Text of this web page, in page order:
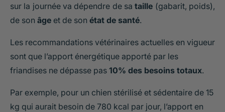
sur la journée va dépendre de sataille (gabarit, poids),
de son âge et de son état de santé.
Les recommandations vétérinaires actuelles en vigueur
sont que l’apport énergétique apporté par les
friandises ne dépasse pas 10% des besoins totaux.
Par exemple, pour un chien stérilisé et sédentaire de 15
kg qui aurait besoin de 780 kcal par jour, l’apport en